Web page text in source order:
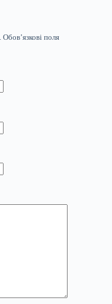
Обов’язкові поля